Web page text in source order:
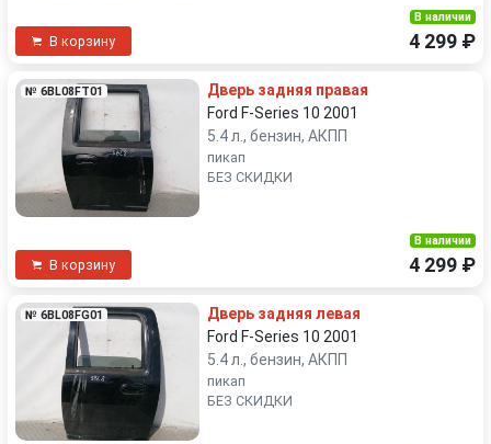
В корзину
В наличии
4 299 ₽
№ 6BL08FT01
Дверь задняя правая
Ford F-Series 10 2001
5.4 л., бензин, АКПП
пикап
БЕЗ СКИДКИ
В корзину
В наличии
4 299 ₽
№ 6BL08FG01
Дверь задняя левая
Ford F-Series 10 2001
5.4 л., бензин, АКПП
пикап
БЕЗ СКИДКИ